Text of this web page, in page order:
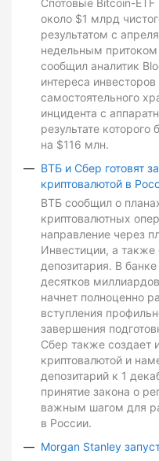
Спотовые Bitcoin-
около $1 млрд
результатом с
недельным притоком
сообщил аналитик
интереса
самостоятельного
инцидента с
результате
на $116 млн.
ВТБ и Сбер готовят
криптовалютой в
ВТБ сообщил о
криптовалютных
направление через
Инвестиции, а
депозитария. В
десятков
начнет полноценно
вступления
завершения
Сбер также создает
криптовалютой и
депозитарий к 1
принятие закона о
важным шагом для
в России.
Morgan Stanley